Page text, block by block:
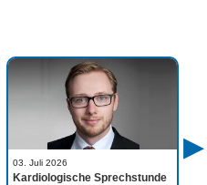
03. Juli 2026
Kardiologische Sprechstunde